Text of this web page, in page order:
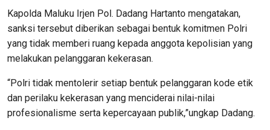
Kapolda Maluku Irjen Pol. Dadang Hartanto mengatakan,
sanksi tersebut diberikan sebagai bentuk komitmen Polri
yang tidak memberi ruang kepada anggota kepolisian yang
melakukan pelanggaran kekerasan.
“Polri tidak mentolerir setiap bentuk pelanggaran kode etik
dan perilaku kekerasan yang menciderai nilai-nilai
profesionalisme serta kepercayaan publik,”ungkap Dadang.